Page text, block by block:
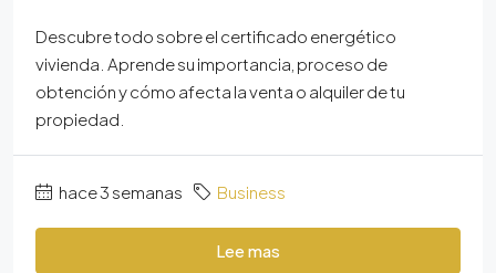
Descubre todo sobre el certificado energético
vivienda. Aprende su importancia, proceso de
obtención y cómo afecta la venta o alquiler de tu
propiedad.
hace 3 semanas Business
Lee mas